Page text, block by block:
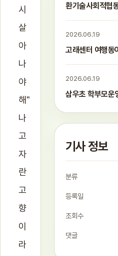
시
살
아
나
야
해"
나
고
자
란
고
향
이
라
환기술사회적협
2026.06.19
고래센터 여행동
2026.06.19
삼우초 학부모운
기사 정보
분류
등록일
조회수
댓글